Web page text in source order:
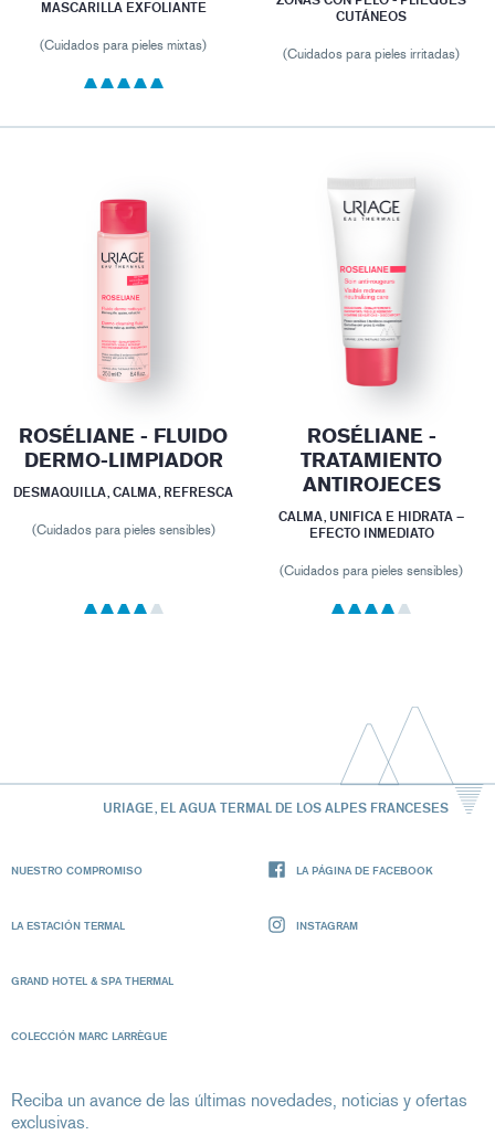
MASCARILLA EXFOLIANTE
(Cuidados para pieles mixtas)
CUTÁNEOS
(Cuidados para pieles irritadas)
ROSÉLIANE - FLUIDO
DERMO-LIMPIADOR
DESMAQUILLA, CALMA, REFRESCA
(Cuidados para pieles sensibles)
ROSÉLIANE -
TRATAMIENTO
ANTIROJECES
CALMA, UNIFICA E HIDRATA –
EFECTO INMEDIATO
(Cuidados para pieles sensibles)
URIAGE, EL AGUA TERMAL DE LOS ALPES FRANCESES
NUESTRO COMPROMISO
LA ESTACIÓN TERMAL
GRAND HOTEL & SPA THERMAL
COLECCIÓN MARC LARRÈGUE
LA PÁGINA DE FACEBOOK
INSTAGRAM
Reciba un avance de las últimas novedades, noticias y ofertas
exclusivas.